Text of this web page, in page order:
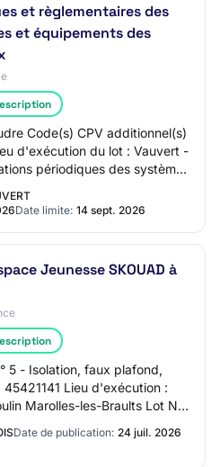
et règlementaires des
et équipements des
Code(s) CPV additionnel(s)
d'exécution du lot : Vauvert -
périodiques des systèmes
Date limite: 14 sept. 2026
Jeunesse SKOUAD à
5 - Isolation, faux plafond,
Lieu d'exécution :
Marolles-les-Braults Lot N°
Date de publication: 24 juil. 2026